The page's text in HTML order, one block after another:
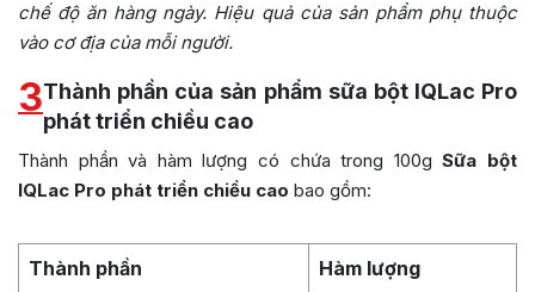
chế độ ăn hàng ngày. Hiệu quả của sản phẩm phụ thuộc
vào cơ địa của mỗi người.
3Thành phần của sản phẩm sữa bột IQLac Pro
phát triển chiều cao
Thành phần và hàm lượng có chứa trong 100gSữa bột
IQLac Pro phát triển chiều cao bao gồm:
Thành phần Hàm lượng